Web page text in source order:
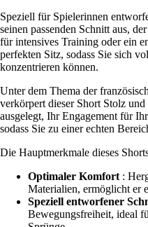
Speziell für Spielerinnen
seinen passenden Schnitt aus,
für intensives Training oder ein
perfekten Sitz, sodass Sie sich
konzentrieren können.
Unter dem Thema der
verkörpert dieser Short Stolz
ausgelegt, Ihr Engagement für
sodass Sie zu einer echten
Die Hauptmerkmale dieses
Optimaler Komfort :
Materialien, ermöglicht er
Speziell entworfener
Bewegungsfreiheit, ideal